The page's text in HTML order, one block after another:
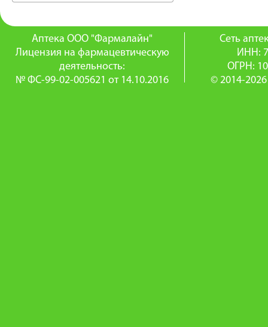
Аптека ООО "Фармалайн"
Лицензия на фармацевтическую
деятельность:
№ ФС-99-02-005621 от 14.10.2016
Сеть
ИНН:
ОГРН:
© 2014-